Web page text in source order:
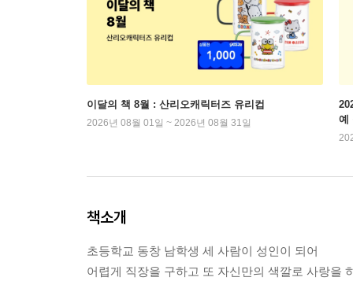
이달의 책 8월 : 산리오캐릭터즈 유리컵
2026년 08월 01일 ~ 2026년 08월 31일
예
책소개
초등학교 동창 남학생 세 사람이 성인이 되어
어렵게 직장을 구하고 또 자신만의 색깔로 사랑을